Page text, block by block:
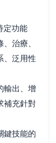
定功能
治療、
、泛用性
輸出、增
補充針對
鍵技能的